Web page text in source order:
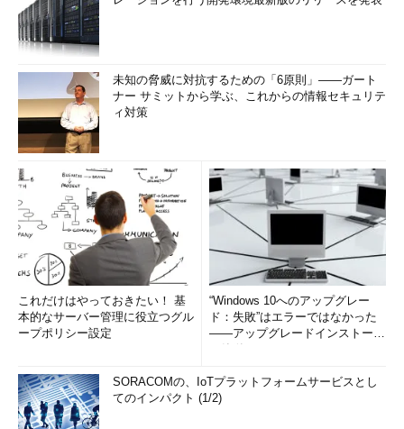
未知の脅威に対抗するための「6原則」――ガート
ナー サミットから学ぶ、これからの情報セキュリテ
ィ対策
これだけはやっておきたい！ 基
本的なサーバー管理に役立つグル
ープポリシー設定
“Windows 10へのアップグレー
ド：失敗”はエラーではなかった
――アップグレードインストール
SORACOMの、IoTプラットフォームサービスとし
てのインパクト (1/2)